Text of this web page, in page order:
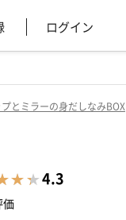
ログイン
とミラーの身だしなみBOX
4.3
価